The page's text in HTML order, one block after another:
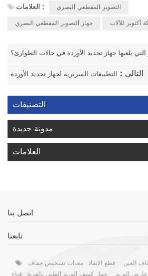
العلامات :
التصوير المقطعي البصري
جهاز التصوير المقطعي البصري
أكتوبر للآلات
التي يلعبها جهاز تحديد الأوردة في حالات الطوارئ؟
التالى : التطبيقات السريرية لجهاز تحديد الأوردة
التصنيفات
مدونة جديدة
العلامات
اتصل بنا
تابعنا
العين قطع الانقاذ معدات تشخيص جفاف